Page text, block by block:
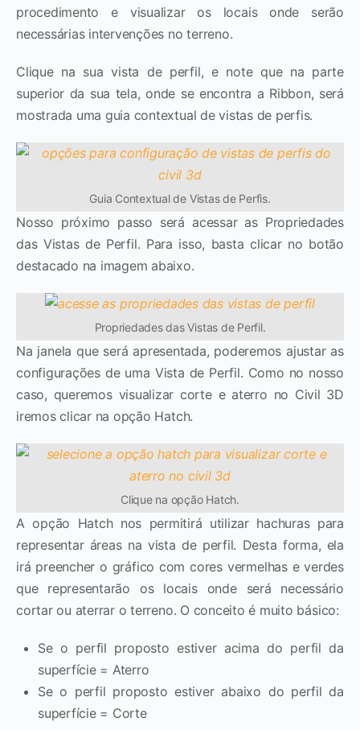
procedimento e visualizar os locais onde serão
necessárias intervenções no terreno.
Clique na sua vista de perfil, e note que na parte
superior da sua tela, onde se encontra a Ribbon, será
mostrada uma guia contextual de vistas de perfis.
Guia Contextual de Vistas de Perfis.
Nosso próximo passo será acessar as Propriedades
das Vistas de Perfil. Para isso, basta clicar no botão
destacado na imagem abaixo.
Propriedades das Vistas de Perfil.
Na janela que será apresentada, poderemos ajustar as
configurações de uma Vista de Perfil. Como no nosso
caso, queremos visualizar corte e aterro no Civil 3D
iremos clicar na opção Hatch.
Clique na opção Hatch.
A opção Hatch nos permitirá utilizar hachuras para
representar áreas na vista de perfil. Desta forma, ela
irá preencher o gráfico com cores vermelhas e verdes
que representarão os locais onde será necessário
cortar ou aterrar o terreno. O conceito é muito básico:
Se o perfil proposto estiver acima do perfil da
superfície = Aterro
Se o perfil proposto estiver abaixo do perfil da
superfície = Corte